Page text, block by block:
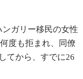
ガリー移民の女性
度も拒まれ、同僚
てから、すでに26